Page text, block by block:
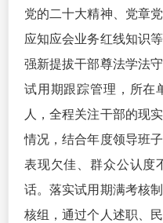
党的二十大精神、 党章
应知应会业务红线知识
强新提拔干部尊法学法
试用期跟踪管理，所在
人，全程关注干部的现
情况，结合年度领导班
表现欠佳、群众公认度
话。落实试用期满考核
核组，通过个人述职、